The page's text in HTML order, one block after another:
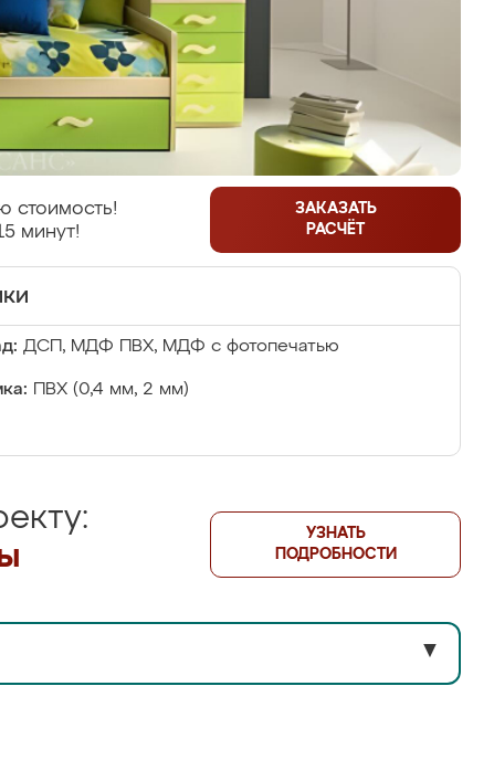
стоимость!
минут!
ЗАКАЗАТЬ
РАСЧЁТ
ДСП, МДФ ПВХ, МДФ с фотопечатью
ПВХ (0,4 мм, 2 мм)
УЗНАТЬ
ПОДРОБНОСТИ
▼